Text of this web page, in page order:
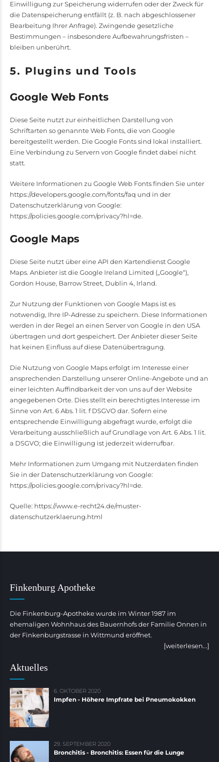
Einwilligung zur Speicherung widerrufen oder der Zweck für
die Datenspeicherung entfällt (z. B. nach abgeschlossener
Bearbeitung Ihrer Anfrage). Zwingende gesetzliche
Bestimmungen – insbesondere Aufbewahrungsfristen –
bleiben unberührt.
5. Plugins und Tools
Google Web Fonts
Diese Seite nutzt zur einheitlichen Darstellung von
Schriftarten so genannte Web Fonts, die von Google
bereitgestellt werden. Die Google Fonts sind lokal installiert.
Eine Verbindung zu Servern von Google findet dabei nicht
statt.
Weitere Informationen zu Google Web Fonts finden Sie unter
https://developers.google.com/fonts/faq und in der
Datenschutzerklärung von Google:
https://policies.google.com/privacy?hl=de.
Google Maps
Diese Seite nutzt über eine API den Kartendienst Google
Maps. Anbieter ist die Google Ireland Limited („Google“),
Gordon House, Barrow Street, Dublin 4, Irland.
Zur Nutzung der Funktionen von Google Maps ist es
notwendig, Ihre IP-Adresse zu speichern. Diese Informationen
werden in der Regel an einen Server von Google in den USA
übertragen und dort gespeichert. Der Anbieter dieser Seite
hat keinen Einfluss auf diese Datenübertragung.
Die Nutzung von Google Maps erfolgt im Interesse einer
ansprechenden Darstellung unserer Online-Angebote und an
einer leichten Auffindbarkeit der von uns auf der Website
angegebenen Orte. Dies stellt ein berechtigtes Interesse im
Sinne von Art. 6 Abs. 1 lit. f DSGVO dar. Sofern eine
entsprechende Einwilligung abgefragt wurde, erfolgt die
Verarbeitung ausschließlich auf Grundlage von Art. 6 Abs. 1 lit.
a DSGVO; die Einwilligung ist jederzeit widerrufbar.
Mehr Informationen zum Umgang mit Nutzerdaten finden
Sie in der Datenschutzerklärung von Google:
https://policies.google.com/privacy?hl=de.
Quelle: https://www.e-recht24.de/muster-
datenschutzerklaerung.html
Finkenburg Apotheke
Die Finkenburg-Apotheke wurde im Winter 1987 im
ehemaligen Wohnhaus des Bauernhofs der Familie Onnen in
der Finkenburgstrasse in Wittmund eröffnet.
[weiterlesen...]
Aktuelles
6. OKTOBER 2020
Impfen - Höhere Impfrate bei Pneumokokken
29. SEPTEMBER 2020
Bronchitis - Bronchitis: Essen für die Lunge